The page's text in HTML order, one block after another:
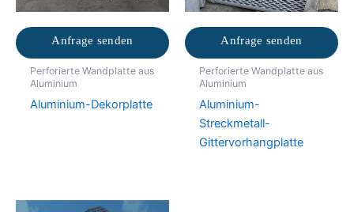
Anfrage senden
Perforierte Wandplatte aus
Aluminium
Aluminium-Dekorplatte
Anfrage senden
Perforierte Wandplatte aus
Aluminium
Aluminium-
Streckmetall-
Gittervorhangplatte